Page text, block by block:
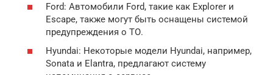
Ford: Автомобили Ford, такие как Explorer и
Escape, также могут быть оснащены системой
предупреждения о ТО.
Hyundai: Некоторые модели Hyundai, например,
Sonata и Elantra, предлагают систему